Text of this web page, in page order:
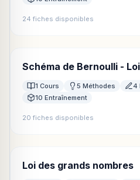
24 fiches disponibles
Schéma de Bernoulli -
1 Cours 5 Méthodes
4
10 Entraînement
20 fiches disponibles
Loi des grands nombres